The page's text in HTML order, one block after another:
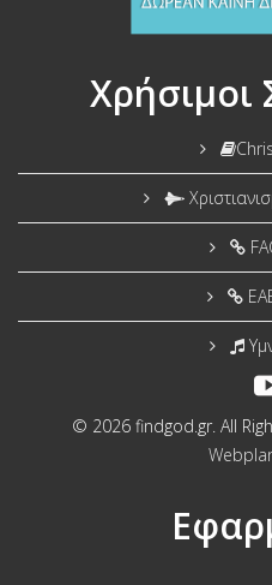
Χρήσιμοι
© 2026 findgod.gr. All